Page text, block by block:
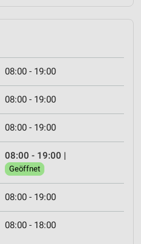
08:00 - 19:00
08:00 - 19:00
08:00 - 19:00
08:00 - 19:00 |
Geöffnet
08:00 - 19:00
08:00 - 18:00